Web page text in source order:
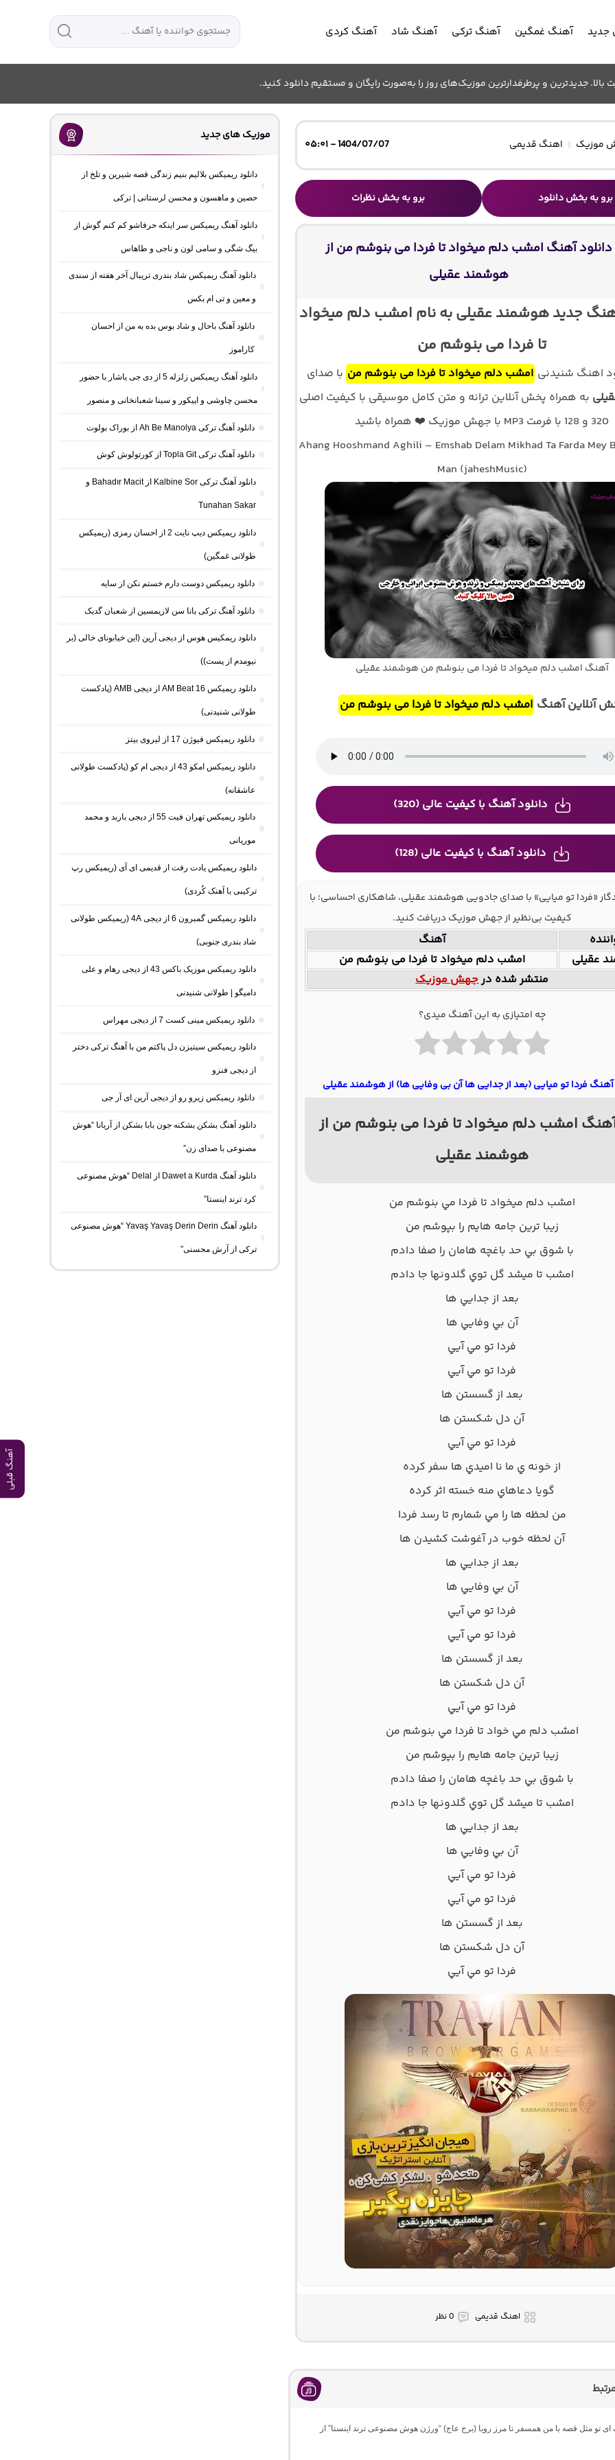
آهنگ قبلی
جدید آهنگ غمگین آهنگ ترکی آهنگ شاد آهنگ کردی
جدیدترین و پرطرفدارترین موزیک‌های روز را به‌صورت رایگان و مستقیم دانلود کنید.
موزیک اهنگ قدیمی 1404/07/07 - ۰۵:۰۱
برو به بخش دانلود برو به بخش نظرات
دانلود آهنگ امشب دلم میخواد تا فردا می بنوشم من از
هوشمند عقیلی
جدید هوشمند عقیلی به نام امشب دلم میخواد
تا فردا می بنوشم من
اهنگ شنیدنی امشب دلم میخواد تا فردا می بنوشم من با صدای
به همراه پخش آنلاین ترانه و متن کامل موسیقی با کیفیت اصلی
320 و 128 با فرمت MP3 با جهش موزیک ❤️ همراه باشید
Ahang Hooshmand Aghili – Emshab Delam Mikhad Ta Farda Mey
Man (jaheshMusic)
آهنگ امشب دلم میخواد تا فردا می بنوشم من هوشمند عقیلی
آنلاین آهنگ امشب دلم میخواد تا فردا می بنوشم من
دانلود آهنگ با کیفیت عالی (320)
دانلود آهنگ با کیفیت عالی (128)
«فردا تو میایی» با صدای جادویی هوشمند عقیلی، شاهکاری احساسی؛ با
کیفیت بی‌نظیر از جهش موزیک دریافت کنید.
آهنگ
عقیلی
امشب دلم میخواد تا فردا می بنوشم من
منتشر شده درجهش موزیک
چه امتیازی به این آهنگ میدی؟
آهنگ فردا تو میایی (بعد از جدایی ها آن بی وفایی ها) از هوشمند عقیلی
امشب دلم میخواد تا فردا می بنوشم من از
هوشمند عقیلی
امشب دلم ميخواد تا فردا مي بنوشم من
زيبا ترين جامه هايم را بپوشم من
با شوق بي حد باغچه هامان را صفا دادم
امشب تا ميشد گل توي گلدونها جا دادم
بعد از جدايي ها
آن بي وفايي ها
فردا تو مي آيي
فردا تو مي آيي
بعد از گسستن ها
آن دل شکستن ها
فردا تو مي آيي
از خونه ي ما نا اميدي ها سفر کرده
گويا دعاهاي منه خسته اثر کرده
من لحظه ها را مي شمارم تا رسد فردا
آن لحظه خوب در آغوشت کشيدن ها
بعد از جدايي ها
آن بي وفايي ها
فردا تو مي آيي
فردا تو مي آيي
بعد از گسستن ها
آن دل شکستن ها
فردا تو مي آيي
امشب دلم مي خواد تا فردا مي بنوشم من
زيبا ترين جامه هايم را بپوشم من
با شوق بي حد باغچه هامان را صفا دادم
امشب تا ميشد گل توي گلدونها جا دادم
بعد از جدايي ها
آن بي وفايي ها
فردا تو مي آيي
فردا تو مي آيي
بعد از گسستن ها
آن دل شکستن ها
فردا تو مي آيي
اهنگ قدیمی 0 نظر
ای تو مثل قصه با من همسفر تا مرز رویا (برج عاج) “ورژن هوش مصنوعی ترند اینستا” از
موزیک های جدید
دانلود ریمیکس بلالیم بنیم زندگی قصه شیرین و تلخ از
حصین و ماهسون و محسن لرستانی | ترکی
دانلود آهنگ ریمیکس سر اینکه حرفاشو کم کنم گوش از
بیگ شگی و سامی لون و ناجی و طاهاس
دانلود آهنگ ریمیکس شاد بندری تریبال آخر هفته از سندی
و معین و تی ام بکس
دانلود آهنگ باحال و شاد بوس بده به من از احسان
کاراموز
دانلود آهنگ ریمیکس زلزله 5 از دی جی یاشار با حضور
محسن چاوشی و اپیکور و سینا شعبانخانی و منصور
دانلود آهنگ ترکی Ah Be Manolya از بوراک بولوت
دانلود آهنگ ترکی Topla Git از کورتولوش کوش
دانلود آهنگ ترکی Kalbine Sor از Bahadır Macit و
Tunahan Sakar
دانلود ریمیکس دیپ نایت 2 از احسان رمزی (ریمیکس
طولانی غمگین)
دانلود ریمیکس دوست دارم خستم نکن از سایه
دانلود آهنگ ترکی بانا سن لازیمسین از شعبان گدیک
دانلود ریمکیس هوس از دیجی آرین (این خیابونای خالی (بر
نیومدم از پست))
دانلود ریمیکس AM Beat 16 از دیجی AMB (پادکست
طولانی شنیدنی)
دانلود ریمیکس فیوژن 17 از لیروی بیتز
دانلود ریمیکس امکو 43 از دیجی ام کو (پادکست طولانی
عاشقانه)
دانلود ریمیکس تهران فیت 55 از دیجی باربد و محمد
موریانی
دانلود ریمیکس یادت رفت از قدیمی ای آی (ریمیکس رپ
ترکیبی با آهنک کُردی)
دانلود ریمیکس گمبرون 6 از دیجی 4A (ریمیکس طولانی
شاد بندری جنوبی)
دانلود ریمیکس موزیک باکس 43 از دیجی رهام و علی
دامیگو | طولانی شنیدنی
دانلود ریمیکس مینی کست 7 از دیجی مهراس
دانلود ریمیکس سیتیزن دل پاکتم من با آهنگ ترکی دختر
از دیجی فنزو
دانلود ریمیکس زیرو رو از دیجی آرین ای آر جی
دانلود آهنگ بشکن بشکنه جون بابا بشکن از آریانا “هوش
مصنوعی با صدای زن”
دانلود آهنگ Dawet a Kurda از Delal “هوش مصنوعی
کرد ترند اینستا”
دانلود آهنگ Yavaş Yavaş Derin Derin “هوش مصنوعی
ترکی از آرش محسنی”